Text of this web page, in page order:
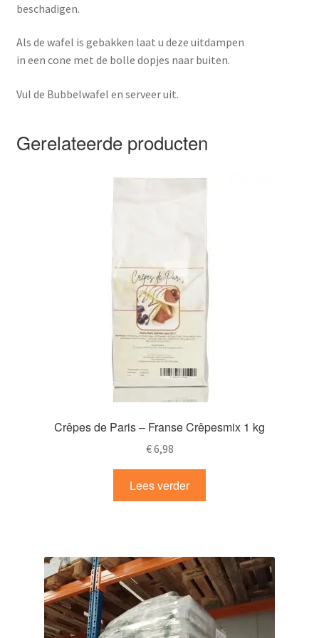
beschadigen.
Als de wafel is gebakken laat u deze uitdampen
in een cone met de bolle dopjes naar buiten.
Vul de Bubbelwafel en serveer uit.
Gerelateerde producten
Crêpes de Paris – Franse Crêpesmix 1 kg
€6,98
Lees verder